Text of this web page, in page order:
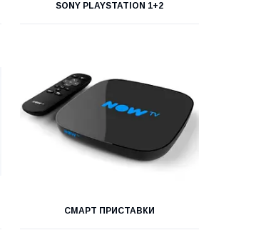
SONY PLAYSTATION 1+2
СМАРТ ПРИСТАВКИ